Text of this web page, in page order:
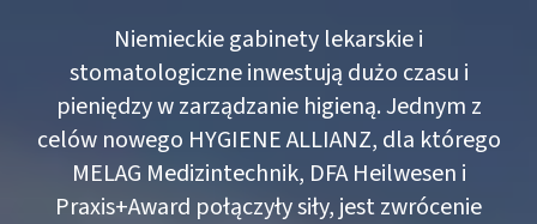
Niemieckie gabinety lekarskie i
stomatologiczne inwestują dużo czasu i
pieniędzy w zarządzanie higieną. Jednym z
celów nowego HYGIENE ALLIANZ, dla którego
MELAG Medizintechnik, DFA Heilwesen i
Praxis+Award połączyły siły, jest zwrócenie